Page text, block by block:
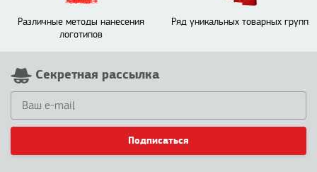
Различные методы нанесения
логотипов
Ряд уникальных товарных групп
Секретная рассылка
Подписаться